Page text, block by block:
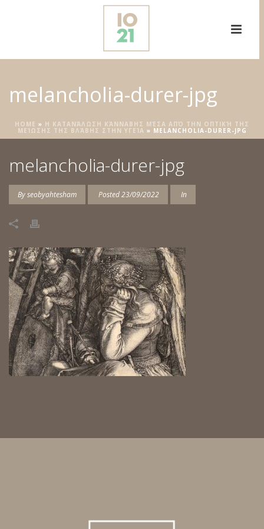
melancholia-durer-jpg
HOME » Η ΚΑΤΑΝΆΛΩΣΗ ΚΆΝΝΑΒΗΣ ΜΈΣΑ ΑΠΌ ΤΗΝ ΟΠΤΙΚΉ ΤΗΣ
ΜΕΊΩΣΗΣ ΤΗΣ ΒΛΆΒΗΣ ΣΤΗΝ ΥΓΕΊΑ » MELANCHOLIA-DURER-JPG
melancholia-durer-jpg
Byseobyahtesham Posted23/09/2022 In